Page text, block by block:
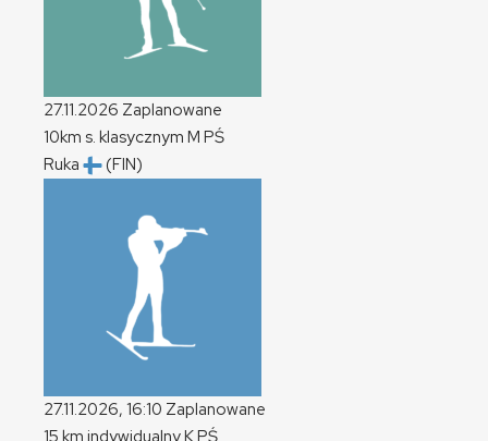
27.11.2026 Zaplanowane
10km s. klasycznym M PŚ
Ruka
(FIN)
27.11.2026, 16:10 Zaplanowane
15 km indywidualnyKPŚ